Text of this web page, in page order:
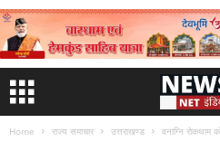
Home राज्य समाचार उत्तराखण्ड वनाग्नि रोकथाम